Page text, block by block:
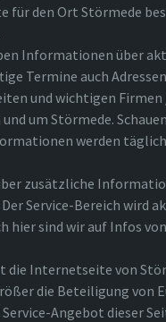
für den Ort Störmede
Informationen über
Termine auch
und wichtigen Firmen
um Störmede.
werden
zusätzliche
Service-Bereich wird
hier sind wir auf Infos
die Internetseite von
die Beteiligung von
Angebot dieser